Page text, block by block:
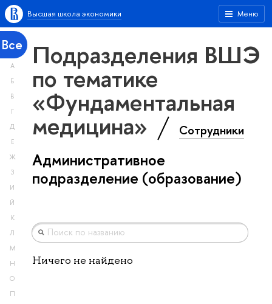
Меню
Высшая школа экономики
Все
А
Б
В
Г
Д
Е
Ж
З
И
Й
К
Л
М
Н
О
П
Подразделения ВШЭ
по тематике
«Фундаментальная
медицина» Сотрудники
Административное
подразделение (образование)
Ничего не найдено